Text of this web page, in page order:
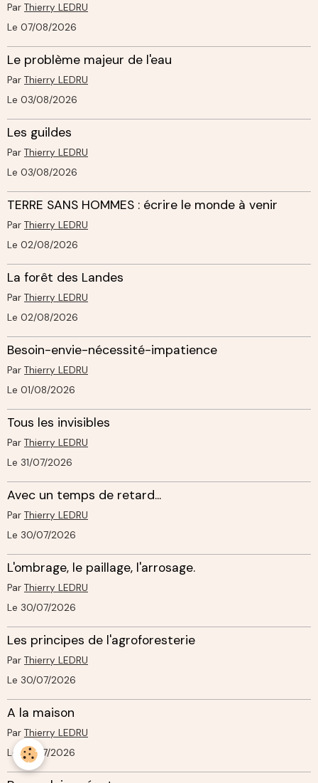
Par Thierry LEDRU
Le 07/08/2026
Le problème majeur de l'eau
Par Thierry LEDRU
Le 03/08/2026
Les guildes
Par Thierry LEDRU
Le 03/08/2026
TERRE SANS HOMMES : écrire le monde à venir
Par Thierry LEDRU
Le 02/08/2026
La forêt des Landes
Par Thierry LEDRU
Le 02/08/2026
Besoin-envie-nécessité-impatience
Par Thierry LEDRU
Le 01/08/2026
Tous les invisibles
Par Thierry LEDRU
Le 31/07/2026
Avec un temps de retard...
Par Thierry LEDRU
Le 30/07/2026
L'ombrage, le paillage, l'arrosage.
Par Thierry LEDRU
Le 30/07/2026
Les principes de l'agroforesterie
Par Thierry LEDRU
Le 30/07/2026
A la maison
Par Thierry LEDRU
Le 29/07/2026